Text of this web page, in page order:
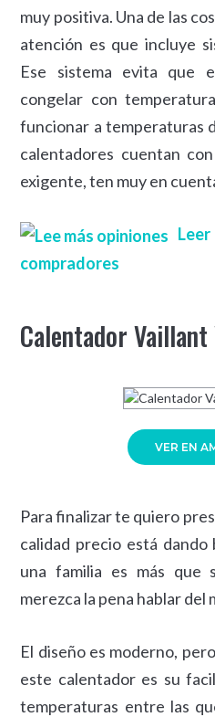
muy positiva. Una de las
atención es que incluye
Ese sistema evita que
congelar con
funcionar a temperaturas
calentadores cuentan
exigente, ten muy en
compradores
Calentador Vaillant
VER EN
Para finalizar te quiero
calidad precio está dando
una familia es más que
merezca la pena hablar del
El diseño es moderno,
este calentador es su
temperaturas entre las